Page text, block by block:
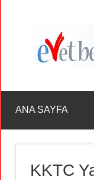
ANA SAYFA
KKTC